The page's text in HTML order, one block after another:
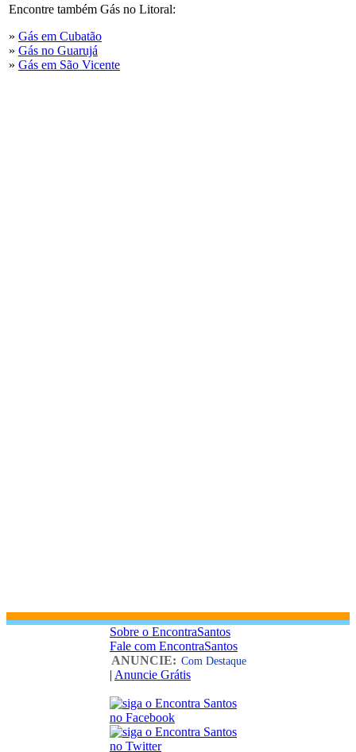
Encontre também Gás no Litoral:
» Gás em Cubatão
» Gás no Guarujá
» Gás em São Vicente
Sobre o EncontraSantos
Fale com EncontraSantos
ANUNCIE: Com Destaque
| Anuncie Grátis